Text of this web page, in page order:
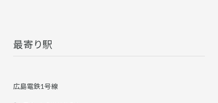
最寄り駅
広島電鉄1号線